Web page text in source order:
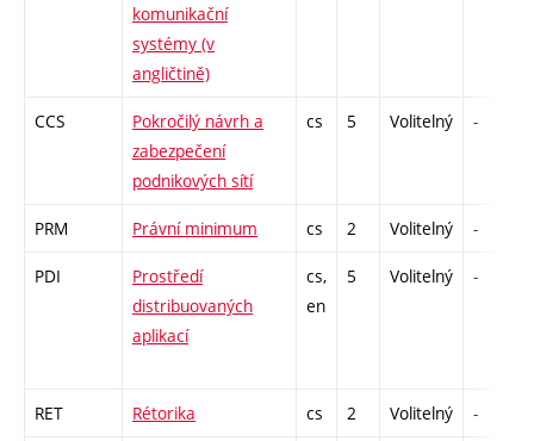
komunikační
systémy (v
angličtině)
CCS
Pokročilý návrh a
zabezpečení
podnikových sítí
cs 5 Volitelný -
PRM Právní minimum cs 2 Volitelný -
PDI
Prostředí
distribuovaných
aplikací
cs,
en
5 Volitelný -
RET Rétorika cs 2 Volitelný -